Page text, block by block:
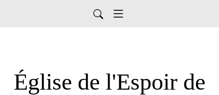
Église de l'Espoir de